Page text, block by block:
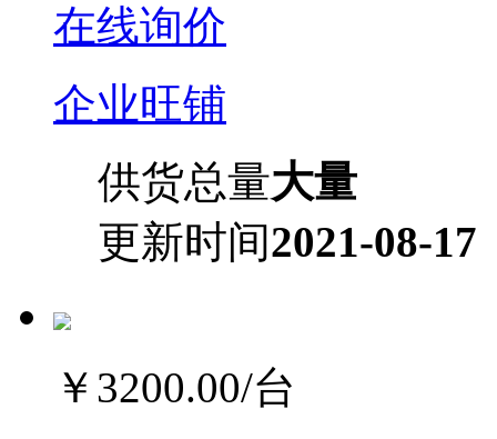
在线询价
企业旺铺
供货总量大量
更新时间2021-08-17
￥3200.00/台